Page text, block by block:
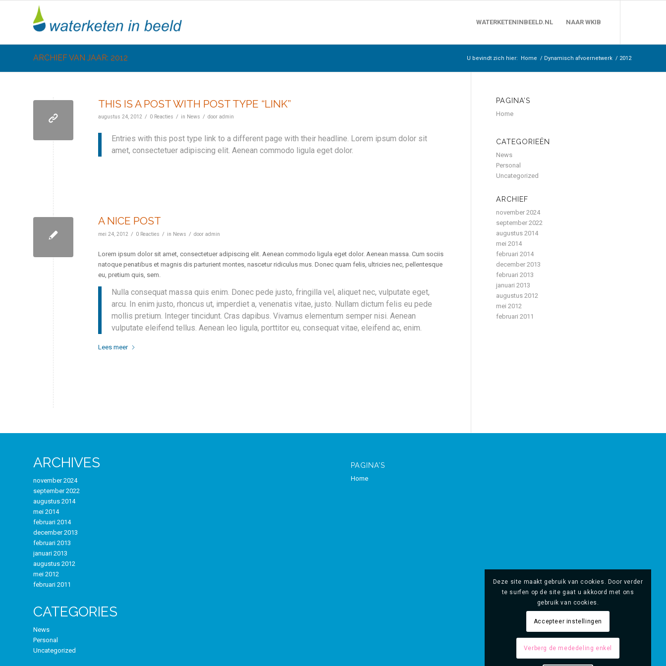
WATERKETENINBEELD.NL NAAR WKIB
ARCHIEF VAN JAAR: 2012 U bevindt zich hier: Home / Dynamisch afvoernetwerk / 2012
THIS IS A POST WITH POST TYPE “LINK”
augustus 24, 2012 / 0 Reacties / in News / door admin
Entries with this post type link to a different page with their headline. Lorem ipsum dolor sit
amet, consectetuer adipiscing elit. Aenean commodo ligula eget dolor.
A NICE POST
mei 24, 2012 / 0 Reacties / in News / door admin
Lorem ipsum dolor sit amet, consectetuer adipiscing elit. Aenean commodo ligula eget dolor. Aenean massa. Cum sociis
natoque penatibus et magnis dis parturient montes, nascetur ridiculus mus. Donec quam felis, ultricies nec, pellentesque
eu, pretium quis, sem.
Nulla consequat massa quis enim. Donec pede justo, fringilla vel, aliquet nec, vulputate eget,
arcu. In enim justo, rhoncus ut, imperdiet a, venenatis vitae, justo. Nullam dictum felis eu pede
mollis pretium. Integer tincidunt. Cras dapibus. Vivamus elementum semper nisi. Aenean
vulputate eleifend tellus. Aenean leo ligula, porttitor eu, consequat vitae, eleifend ac, enim.
Lees meer
PAGINA’S
Home
CATEGORIEËN
News
Personal
Uncategorized
ARCHIEF
november 2024
september 2022
augustus 2014
mei 2014
februari 2014
december 2013
februari 2013
januari 2013
augustus 2012
mei 2012
februari 2011
ARCHIVES
november 2024
september 2022
augustus 2014
mei 2014
februari 2014
december 2013
februari 2013
januari 2013
augustus 2012
mei 2012
februari 2011
CATEGORIES
News
Personal
Uncategorized
PAGINA’S
Home
Deze site maakt gebruik van cookies. Door verder
te surfen op de site gaat u akkoord met ons
gebruik van cookies.
Accepteer instellingen
Verberg de mededeling enkel